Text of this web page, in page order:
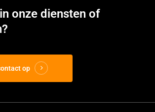
onze diensten of
op